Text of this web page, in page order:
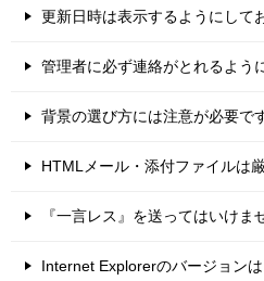
更新日時は表示するようにして
管理者に必ず連絡がとれるよう
背景の選び方には注意が必要で
HTMLメール・添付ファイルは厳
『一言レス』を送ってはいけま
Internet Explorerのバージョンは